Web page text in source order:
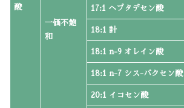
酸
一価不飽
和
17:1 ヘプタデセン酸
18:1 計
18:1 n-9 オレイン酸
18:1 n-7 シス-バクセン酸
20:1 イコセン酸